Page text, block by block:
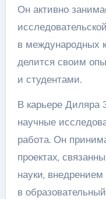
Он активно
в международных
делится своим
и студентами.
В карьере Диляра
научные
работа. Он
проектах,
науки,
в